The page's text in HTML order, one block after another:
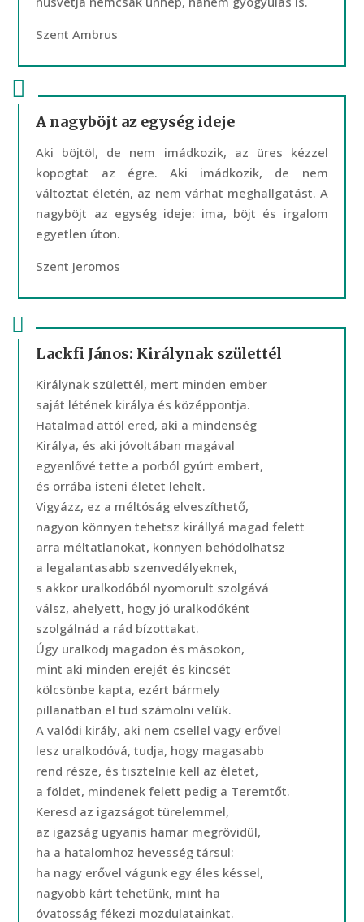
Szent Ambrus
A nagyböjt az egység ideje
Aki böjtöl, de nem imádkozik, az üres kézzel
kopogtat az égre. Aki imádkozik, de nem
változtat életén, az nem várhat meghallgatást. A
nagyböjt az egység ideje: ima, böjt és irgalom
egyetlen úton.
Szent Jeromos
Lackfi János: Királynak születtél
Királynak születtél, mert minden ember
saját létének királya és középpontja.
Hatalmad attól ered, aki a mindenség
Királya, és aki jóvoltában magával
egyenlővé tette a porból gyúrt embert,
és orrába isteni életet lehelt.
Vigyázz, ez a méltóság elveszíthető,
nagyon könnyen tehetsz királlyá magad felett
arra méltatlanokat, könnyen behódolhatsz
a legalantasabb szenvedélyeknek,
s akkor uralkodóból nyomorult szolgává
válsz, ahelyett, hogy jó uralkodóként
szolgálnád a rád bízottakat.
Úgy uralkodj magadon és másokon,
mint aki minden erejét és kincsét
kölcsönbe kapta, ezért bármely
pillanatban el tud számolni velük.
A valódi király, aki nem csellel vagy erővel
lesz uralkodóvá, tudja, hogy magasabb
rend része, és tisztelnie kell az életet,
a földet, mindenek felett pedig a Teremtőt.
Keresd az igazságot türelemmel,
az igazság ugyanis hamar megrövidül,
ha a hatalomhoz hevesség társul:
ha nagy erővel vágunk egy éles késsel,
nagyobb kárt tehetünk, mint ha
óvatosság fékezi mozdulatainkat.